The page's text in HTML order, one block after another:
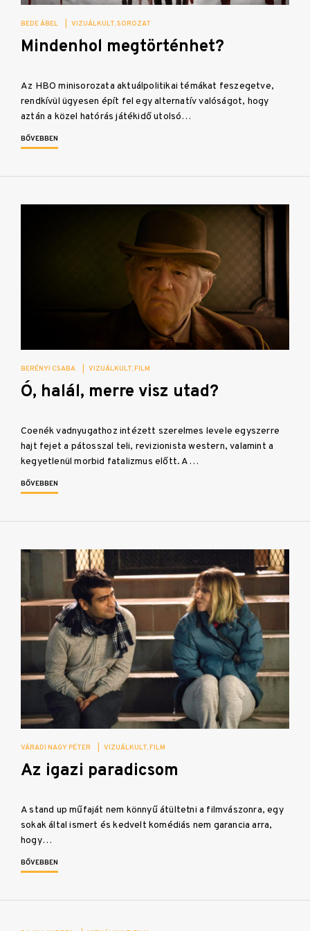
BEDE ÁBEL VIZUÁLKULT SOROZAT
Mindenhol megtörténhet?
Az HBO minisorozata aktuálpolitikai témákat feszegetve,
rendkívül ügyesen épít fel egy alternatív valóságot, hogy
aztán a közel hatórás játékidő utolsó…
BŐVEBBEN
BERÉNYI CSABA VIZUÁLKULT FILM
Ó, halál, merre visz utad?
Coenék vadnyugathoz intézett szerelmes levele egyszerre
hajt fejet a pátosszal teli, revizionista western, valamint a
kegyetlenül morbid fatalizmus előtt. A…
BŐVEBBEN
VÁRADI NAGY PÉTER VIZUÁLKULT FILM
Az igazi paradicsom
A stand up műfaját nem könnyű átültetni a filmvászonra, egy
sokak által ismert és kedvelt komédiás nem garancia arra,
hogy…
BŐVEBBEN